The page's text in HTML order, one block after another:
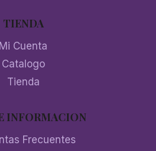
TIENDA
Mi Cuenta
Catalogo
Tienda
INFORMACION
Frecuentes